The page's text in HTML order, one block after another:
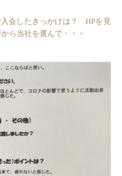
入会したきっかけは？ HPを見
ら当社を選んで・・・